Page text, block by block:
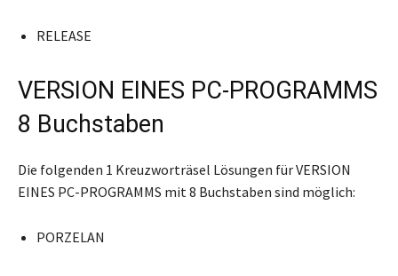
RELEASE
VERSION EINES PC-PROGRAMMS
8 Buchstaben
Die folgenden 1 Kreuzworträsel Lösungen für VERSION
EINES PC-PROGRAMMS mit 8 Buchstaben sind möglich:
PORZELAN